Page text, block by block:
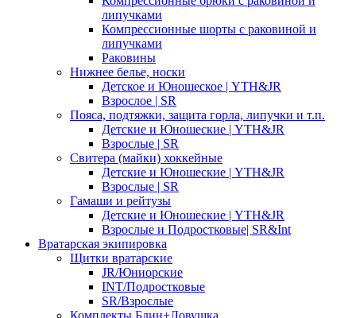
липучками
Компрессионные шорты с раковиной и
липучками
Раковины
Нижнее белье, носки
Детское и Юношеское | YTH&JR
Взрослое | SR
Пояса, подтяжки, защита горла, липучки и т.п.
Детские и Юношеские | YTH&JR
Взрослые | SR
Свитера (майки) хоккейные
Детские и Юношеские | YTH&JR
Взрослые | SR
Гамаши и рейтузы
Детские и Юношеские | YTH&JR
Взрослые и Подростковые| SR&Int
Вратарская экипировка
Щитки вратарские
JR/Юниорские
INT/Подростковые
SR/Взрослые
Комплекты Блин+Ловушка